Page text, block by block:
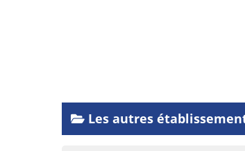
Les autres